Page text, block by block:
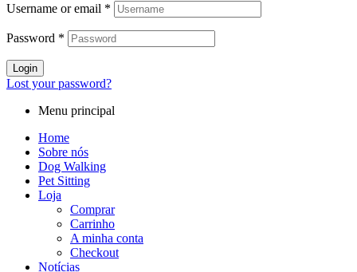
Username or email *
Password *
Login
Lost your password?
Menu principal
Home
Sobre nós
Dog Walking
Pet Sitting
Loja
Comprar
Carrinho
A minha conta
Checkout
Notícias